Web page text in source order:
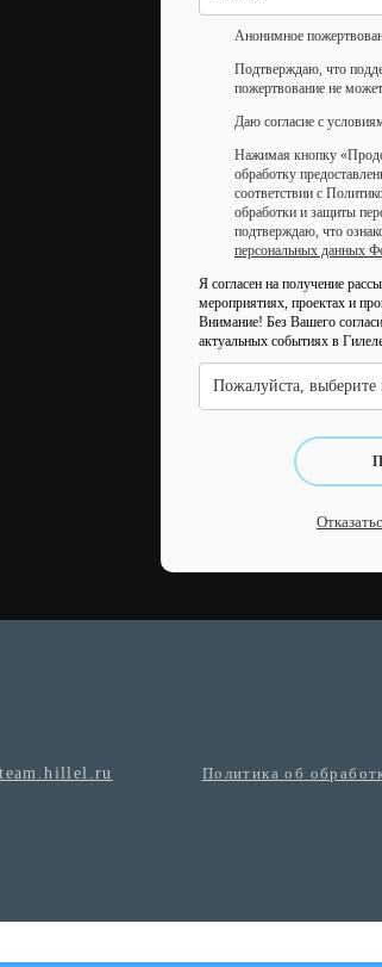
Анонимное
Подтверждаю, что
пожертвование не
Даю согласие с
Нажимая кнопку
обработку
соответствии с
обработки и защиты
подтверждаю, что
персональных данных
Я согласен на получение
мероприятиях, проектах и
Внимание! Без Вашего
актуальных событиях в
Пожалуйста, выберите
Политика об